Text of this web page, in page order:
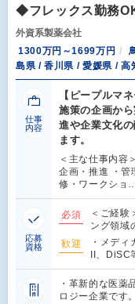
◆フレックス勤務
外資系製薬会社
1300万円～1699万円
島県 / 香川県 / 愛媛県 / 高
仕事
内容
【ピープルマ
施策の企画か
進や企業文化
ます。
＜主な仕事内容
企画・推進 ・管
修・ワークショ
応募
資格
必須
＜ご経験
ング領域
歓迎
・メデ
II、
・革新的な医薬
ロジー企業です